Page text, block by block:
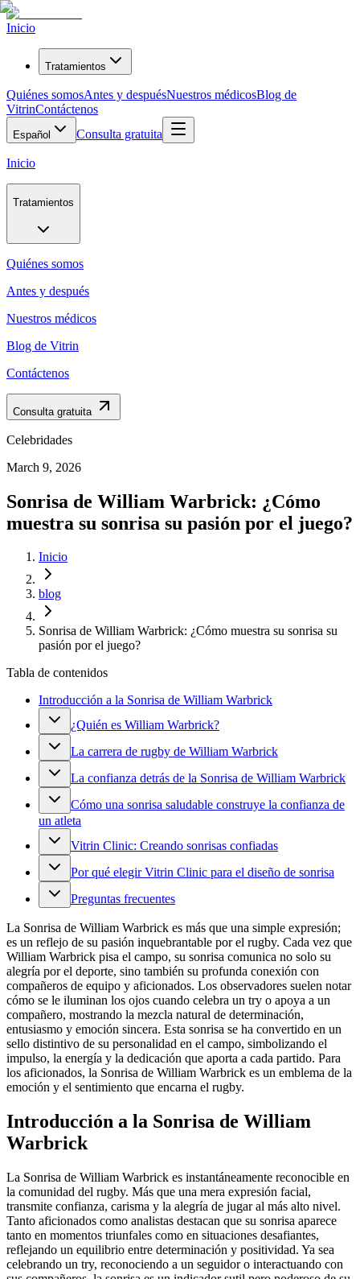
Inicio
Tratamientos
Quiénes somosAntes y despuésNuestros médicosBlog de
VitrinContáctenos
Español Consulta gratuita
Inicio
Tratamientos
Quiénes somos
Antes y después
Nuestros médicos
Blog de Vitrin
Contáctenos
Consulta gratuita
Celebridades
March 9, 2026
Sonrisa de William Warbrick: ¿Cómo
muestra su sonrisa su pasión por el juego?
Inicio
blog
Sonrisa de William Warbrick: ¿Cómo muestra su sonrisa su
pasión por el juego?
Tabla de contenidos
Introducción a la Sonrisa de William Warbrick
¿Quién es William Warbrick?
La carrera de rugby de William Warbrick
La confianza detrás de la Sonrisa de William Warbrick
Cómo una sonrisa saludable construye la confianza de
un atleta
Vitrin Clinic: Creando sonrisas confiadas
Por qué elegir Vitrin Clinic para el diseño de sonrisa
Preguntas frecuentes
La Sonrisa de William Warbrick es más que una simple expresión;
es un reflejo de su pasión inquebrantable por el rugby. Cada vez que
William Warbrick pisa el campo, su sonrisa comunica no solo su
alegría por el deporte, sino también su profunda conexión con
compañeros de equipo y aficionados. Los observadores suelen notar
cómo se le iluminan los ojos cuando celebra un try o apoya a un
compañero, mostrando la mezcla natural de determinación,
entusiasmo y emoción sincera. Esta sonrisa se ha convertido en un
sello distintivo de su personalidad en el campo, simbolizando el
impulso, la energía y la dedicación que aporta a cada partido. Para
los aficionados, la Sonrisa de William Warbrick es un emblema de la
emoción y el sentimiento que encarna el rugby.
Introducción a la Sonrisa de William
Warbrick
La Sonrisa de William Warbrick es instantáneamente reconocible en
la comunidad del rugby. Más que una mera expresión facial,
transmite confianza, carisma y la alegría de jugar al más alto nivel.
Tanto aficionados como analistas destacan que su sonrisa aparece
tanto en momentos triunfales como en situaciones desafiantes,
reflejando un equilibrio entre determinación y positividad. Ya sea
celebrando un try, reconociendo a un seguidor o interactuando con